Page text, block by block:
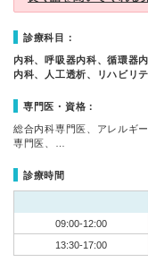
診療科目：
内科、呼吸器内科、循環器
内科、人工透析、リハビリ
専門医・資格：
総合内科専門医、アレルギ
専門医、…
診療時間
09:00-12:00
13:30-17:00